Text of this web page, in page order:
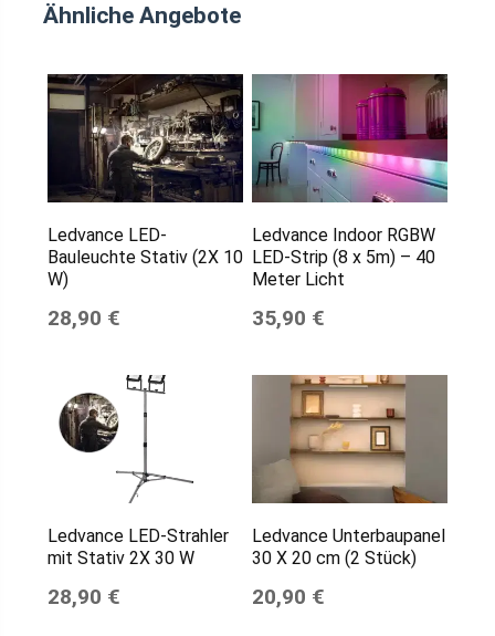
Ähnliche Angebote
Ledvance LED-
Bauleuchte Stativ (2X 10
W)
28,90 €
Ledvance Indoor RGBW
LED-Strip (8 x 5m) – 40
Meter Licht
35,90 €
Ledvance LED-Strahler
mit Stativ 2X 30 W
28,90 €
Ledvance Unterbaupanel
30 X 20 cm (2 Stück)
20,90 €